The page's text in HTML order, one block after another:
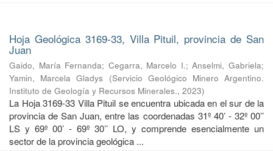
Hoja Geológica 3169-33, Villa Pituil, provincia de San
Juan
Gaido, María Fernanda; Cegarra, Marcelo I.;Anselmi, Gabriela;
Yamin, Marcela Gladys
(Servicio Geológico Minero Argentino.
Instituto de Geología y Recursos Minerales., 2023)
La Hoja 3169-33 Villa Pituil se encuentra ubicada en el sur de la
provincia de San Juan, entre las coordenadas 31º 40’ - 32º 00’’
LS y 69º 00’ - 69º 30’’ LO, y comprende esencialmente un
sector de la provincia geológica ...